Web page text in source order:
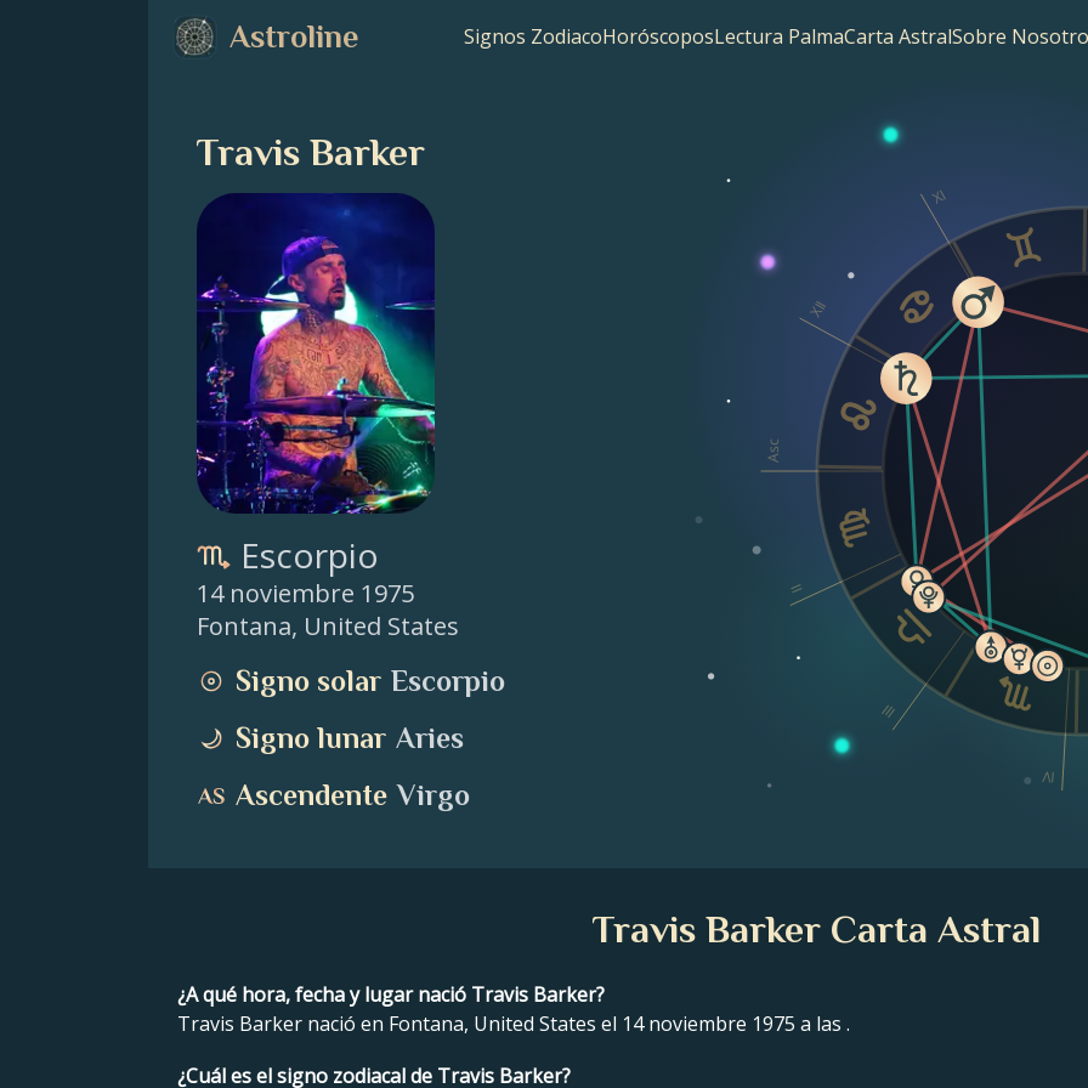
Astroline Signos ZodiacoHoróscoposLectura PalmaCarta AstralSobre
Travis Barker
Escorpio
14 noviembre 1975
Fontana, United States
Signo solar Escorpio
Signo lunar Aries
Ascendente Virgo
Asc
II
III
IV
XI
XII
Travis Barker Carta Astral
¿A qué hora, fecha y lugar nació Travis Barker?
Travis Barker nació en Fontana, United States el 14 noviembre 1975 a las .
¿Cuál es el signo zodiacal de Travis Barker?